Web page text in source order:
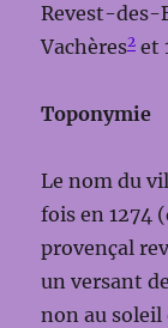
Revest-des-
Vachères2 et
Toponymie
Le nom du
fois en 1274
provençal
un versant
non au